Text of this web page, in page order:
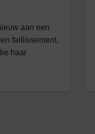
aan een
faillissement,
haar